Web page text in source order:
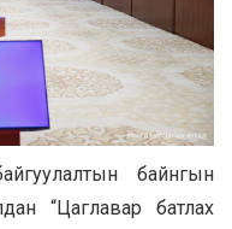
байнгын
“Цаглавар батлах